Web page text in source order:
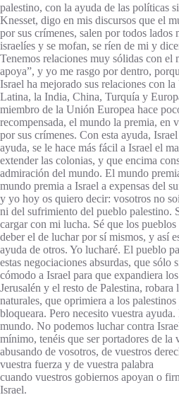
palestino, con la ayuda de las políticas
Knesset, digo en mis discursos que el
por sus crímenes, salen por todos lados
israelíes y se mofan, se ríen de mi y
Tenemos relaciones muy sólidas con el
apoya”, y yo me rasgo por dentro,
Israel ha mejorado sus relaciones con
Latina, la India, China, Turquía y
miembro de la Unión Europea hace
recompensada, el mundo la premia, en
por sus crímenes. Con esta ayuda,
ayuda, se le hace más fácil a Israel el
extender las colonias, y que encima
admiración del mundo. El mundo
mundo premia a Israel a expensas del
y yo hoy os quiero decir: vosotros no
ni del sufrimiento del pueblo palestino.
cargar con mi lucha. Sé que los
deber el de luchar por sí mismos, y así
ayuda de otros. Yo lucharé. El pueblo
estas negociaciones absurdas, que
cómodo a Israel para que expandiera
Jerusalén y el resto de Palestina,
naturales, que oprimiera a los
bloqueara. Pero necesito vuestra
mundo. No podemos luchar contra
mínimo, tenéis que ser portadores de la
abusando de vosotros, de vuestros
vuestra fuerza y de vuestra palabra
cuando vuestros gobiernos apoyan o
Israel.